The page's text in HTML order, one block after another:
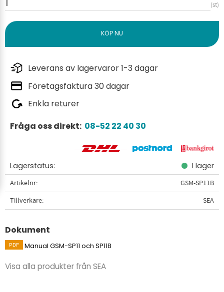
st
Leverans av lagervaror 1-3 dagar
Företagsfaktura 30 dagar
Enkla returer
Fråga oss direkt: 08-52 22 40 30
Lagerstatus I lager
Artikelnr
GSM-SP11B
Tillverkare
SEA
Dokument
Manual GSM-SP11 och SP11B
Visa alla produkter från SEA